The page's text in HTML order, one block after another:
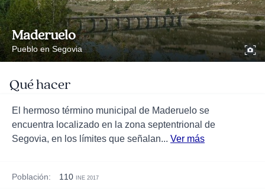
Maderuelo
Pueblo en Segovia
Qué hacer
El hermoso término municipal de Maderuelo se
encuentra localizado en la zona septentrional de
Segovia, en los límites que señalan... Ver más
Población: 110 INE 2017